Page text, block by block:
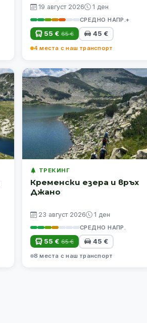
19 август 2026 1 ден
СРЕДНО НАПР.+
55 € 65 € 45 €
4 места с наш транспорт
ТРЕКИНГ
Кременски езера и връх
Джано
23 август 2026 1 ден
СРЕДНО НАПР.
55 € 65 € 45 €
8 места с наш транспорт